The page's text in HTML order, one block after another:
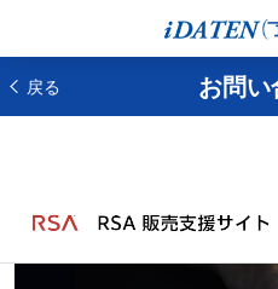
戻る お問い